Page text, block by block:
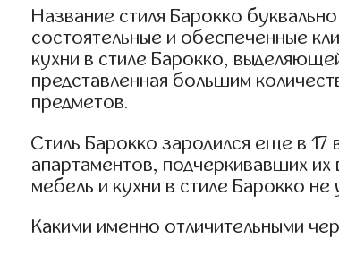
Название стиля Барокко
состоятельные и обеспеченные
кухни в стиле Барокко,
представленная большим
предметов.
Стиль Барокко зародился еще в 17
апартаментов, подчеркивавших
мебель и кухни в стиле Барокко
Какими именно отличительными